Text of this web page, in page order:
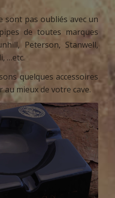
sont pas oubliés avec un
de toutes marques
Peterson, Stanwell,
…etc.
quelques accessoires
mieux de votre cave.